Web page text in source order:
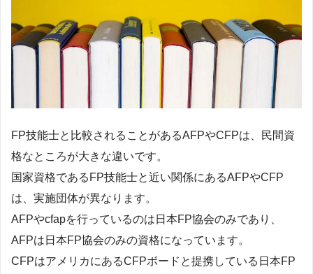
FP技能士と比較されることがあるAFPやCFPは、民間資
格なところが大きな違いです。
国家資格であるFP技能士と近い関係にあるAFPやCFP
は、実施団体が異なります。
AFPやcfapを行っているのは日本FP協会のみであり、
AFPは日本FP協会のみの資格になっています。
CFPはアメリカにあるCFPボードと提携している日本FP